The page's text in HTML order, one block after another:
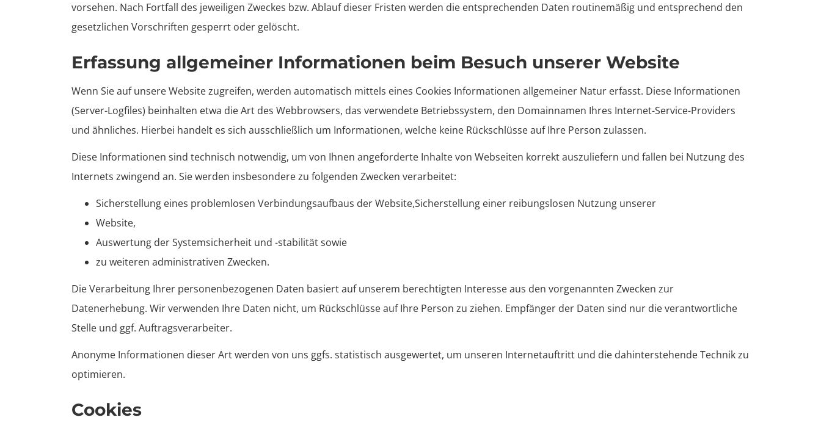
vorsehen. Nach Fortfall des jeweiligen Zweckes bzw. Ablauf dieser Fristen werden die entsprechenden Daten routinemäßig und entsprechend den
gesetzlichen Vorschriften gesperrt oder gelöscht.
Erfassung allgemeiner Informationen beim Besuch unserer Website
Wenn Sie auf unsere Website zugreifen, werden automatisch mittels eines Cookies Informationen allgemeiner Natur erfasst. Diese Informationen
(Server-Logfiles) beinhalten etwa die Art des Webbrowsers, das verwendete Betriebssystem, den Domainnamen Ihres Internet-Service-Providers
und ähnliches. Hierbei handelt es sich ausschließlich um Informationen, welche keine Rückschlüsse auf Ihre Person zulassen.
Diese Informationen sind technisch notwendig, um von Ihnen angeforderte Inhalte von Webseiten korrekt auszuliefern und fallen bei Nutzung des
Internets zwingend an. Sie werden insbesondere zu folgenden Zwecken verarbeitet:
Sicherstellung eines problemlosen Verbindungsaufbaus der Website,Sicherstellung einer reibungslosen Nutzung unserer
Website,
Auswertung der Systemsicherheit und -stabilität sowie
zu weiteren administrativen Zwecken.
Die Verarbeitung Ihrer personenbezogenen Daten basiert auf unserem berechtigten Interesse aus den vorgenannten Zwecken zur
Datenerhebung. Wir verwenden Ihre Daten nicht, um Rückschlüsse auf Ihre Person zu ziehen. Empfänger der Daten sind nur die verantwortliche
Stelle und ggf. Auftragsverarbeiter.
Anonyme Informationen dieser Art werden von uns ggfs. statistisch ausgewertet, um unseren Internetauftritt und die dahinterstehende Technik zu
optimieren.
Cookies